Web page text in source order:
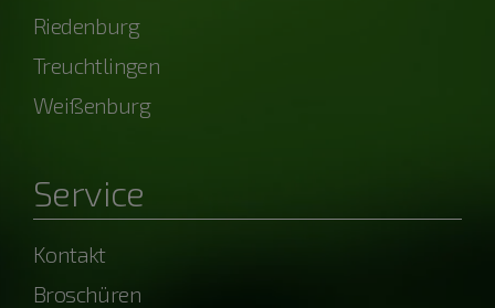
Riedenburg
Treuchtlingen
Weißenburg
Service
Kontakt
Broschüren